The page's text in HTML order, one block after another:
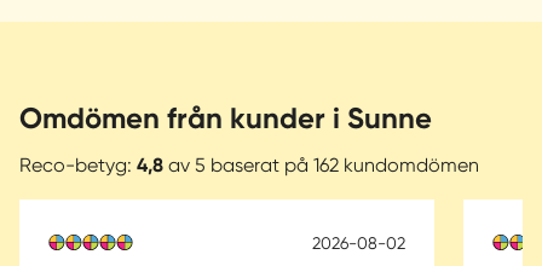
Omdömen från kunder i Sunne
Reco-betyg: 4,8 av 5 baserat på 162 kundomdömen
2026-08-02